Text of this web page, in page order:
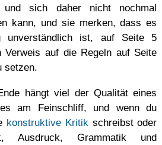
sich daher nicht nochmal
kann, und sie merken, dass es
unverständlich ist, auf Seite 5
Verweis auf die Regeln auf Seite
setzen.
hängt viel der Qualität eines
am Feinschliff, und wenn du
konstruktive Kritik schreibst oder
Ausdruck, Grammatik und